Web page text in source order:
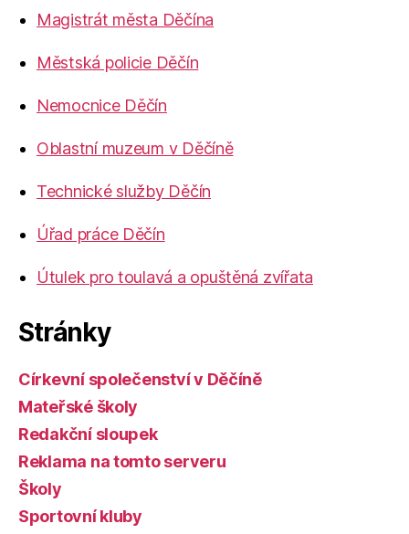
Magistrát města Děčína
Městská policie Děčín
Nemocnice Děčín
Oblastní muzeum v Děčíně
Technické služby Děčín
Úřad práce Děčín
Útulek pro toulavá a opuštěná zvířata
Stránky
Církevní společenství v Děčíně
Mateřské školy
Redakční sloupek
Reklama na tomto serveru
Školy
Sportovní kluby